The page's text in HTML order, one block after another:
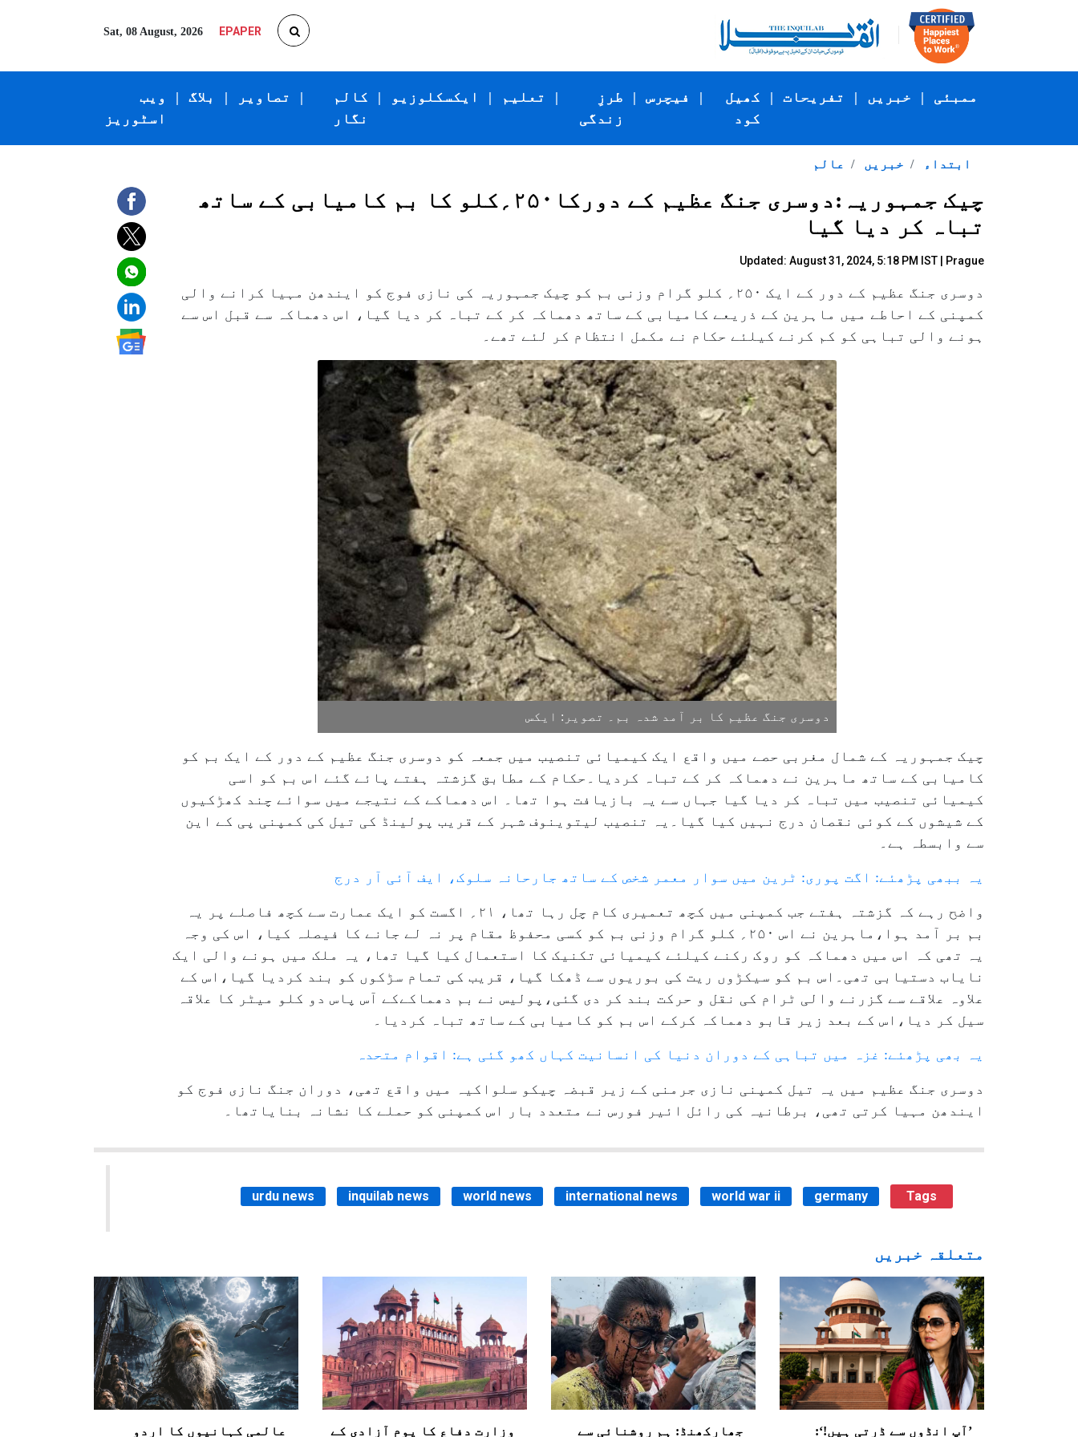
Sat, 08 August, 2026 EPAPER
ویب
اسٹوریز
| بلاگ | تصاویر |
کالم
نگار
| ایکسکلوزیو | تعلیم |
طرزِ
زندگی
| فیچرس |
کھیل
کود
| تفریحات | خبریں | ممبئی
عالم خبریں ابتداء
چیک جمہوریہ:دوسری جنگ عظیم کے دورکا۲۵۰؍کلو کا بم کامیابی کے ساتھ
تباہ کر دیا گیا
Updated: August 31, 2024, 5:18 PM IST | Prague
دوسری جنگ عظیم کے دور کے ایک ۲۵۰؍ کلو گرام وزنی بم کو چیک جمہوریہ کی نازی فوج کو ایندھن مہیا کرانے والی
کمپنی کے احاطے میں ماہرین کے ذریعے کامیابی کے ساتھ دھماکہ کر کے تباہ کر دیا گیا، اس دھماکہ سے قبل اس سے
ہونے والی تباہی کو کم کرنے کیلئے حکام نے مکمل انتظام کر لئے تھے۔
دوسری جنگ عظیم کا بر آمد شدہ بم۔ تصویر: ایکس
چیک جمہوریہ کے شمال مغربی حصے میں واقع ایک کیمیائی تنصیب میں جمعہ کو دوسری جنگ عظیم کے دور کے ایک بم کو
کامیابی کے ساتھ ماہرین نے دھماکہ کر کے تباہ کردیا۔حکام کے مطابق گزشتہ ہفتے پائے گئے اس بم کو اسی
کیمیائی تنصیب میں تباہ کر دیا گیا جہاں سے یہ بازیافت ہوا تھا۔ اس دھماکے کے نتیجے میں سوائے چند کھڑکیوں
کے شیشوں کے کوئی نقصان درج نہیں کیا گیا۔یہ تنصیب لیتوینوف شہر کے قریب پولینڈ کی تیل کی کمپنی پی کے این
سے وابسطہ ہے۔
یہ ببھی پڑھئے: اگت پوری: ٹرین میں سوار معمر شخص کے ساتھ جارحانہ سلوک، ایف آئی آر درج
واضح رہے کہ گزشتہ ہفتے جب کمپنی میں کچھ تعمیری کام چل رہا تھا، ۲۱؍ اگست کو ایک عمارت سے کچھ فاصلے پر یہ
بم بر آمد ہوا،ماہرین نے اس ۲۵۰؍ کلو گرام وزنی بم کو کسی محفوظ مقام پر نہ لے جانے کا فیصلہ کیا، اس کی وجہ
یہ تھی کہ اس میں دھماکہ کو روک رکنے کیلئے کیمیائی تکنیک کا استعمال کیا گیا تھا، یہ ملک میں ہونے والی ایک
نایاب دستیابی تھی۔اس بم کو سیکڑوں ریت کی بوریوں سے ڈھکا گیا، قریب کی تمام سڑکوں کو بند کردیا گیا،اس کے
علاوہ علاقے سے گزرنے والی ٹرام کی نقل و حرکت بند کر دی گئی،پولیس نے بم دھماکےکے آس پاس دو کلو میٹر کا علاقہ
سیل کر دیا،اس کے بعد زیر قابو دھماکہ کرکے اس بم کو کامیابی کے ساتھ تباہ کردیا۔
یہ بھی پڑھئے: غزہ میں تباہی کے دوران دنیا کی انسانیت کہاں کھو گئی ہے: اقوام متحدہ
دوسری جنگ عظیم میں یہ تیل کمپنی نازی جرمنی کے زیر قبضہ چیکو سلواکیہ میں واقع تھی، دوران جنگ نازی فوج کو
ایندھن مہیا کرتی تھی، برطانیہ کی رائل ائیر فورس نے متعدد بار اس کمپنی کو حملے کا نشانہ بنایاتھا۔
urdu news inquilab news world news international news world war ii germany Tags
متعلقہ خبریں
’آپ انڈوں سے ڈرتی ہیں!‘: جھارکھنڈ: ہم روشنائی سے وزارت دفاع کا یوم آزادی کے عالمی کہانیوں کا اردو